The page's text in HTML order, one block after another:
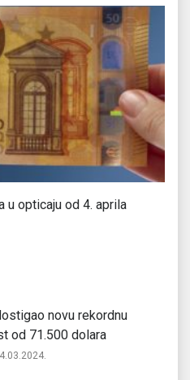
u opticaju od 4. aprila
novu rekordnu
od 71.500 dolara